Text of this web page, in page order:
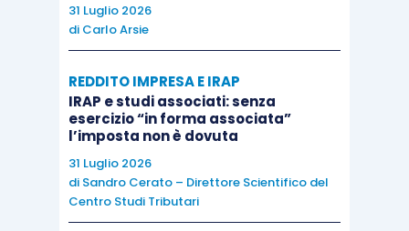
Come difendersi
difficile da individuare una volta installato perché
sa benissimo come nascondersi e mimetizzarsi.
Dobbiamo quindi evitare di installarlo,
aggiornando sempre il nostro antivirus e facendo
una scansione di ogni file che ci sembra
sospetto, prima di fare clic e cercare di aprirlo.
31 Luglio 2026
di Carlo Arsie
REDDITO IMPRESA E IRAP
IRAP e studi associati: senza
esercizio “in forma associata”
l’imposta non è dovuta
31 Luglio 2026
di Sandro Cerato – Direttore Scientifico del
Centro Studi Tributari